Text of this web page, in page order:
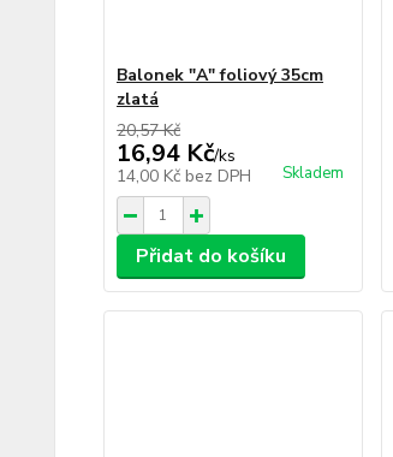
Balonek "A" foliový 35cm
zlatá
20,57 Kč
16,94 Kč/ks
14,00 Kč bez DPH Skladem
Přidat do košíku